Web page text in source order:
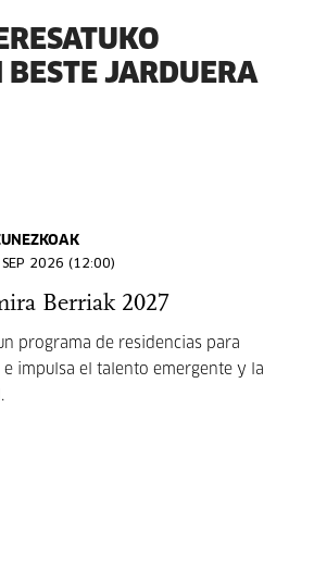
JARDUERA
2026 (12:00)
Berriak 2027
programa de residencias para
impulsa el talento emergente y la